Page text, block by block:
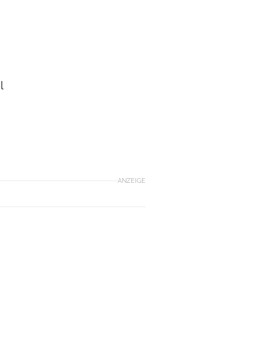
ANZEIGE